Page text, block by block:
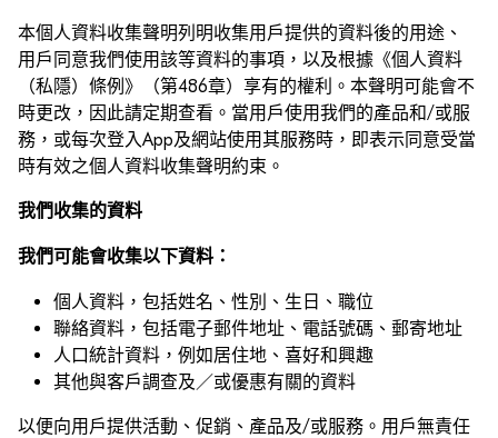
本個人資料收集聲明列明收集用戶提供的資料後的用途、
用戶同意我們使用該等資料的事項，以及根據《個人資料
（私隱）條例》（第486章）享有的權利。本聲明可能會不
時更改，因此請定期查看。當用戶使用我們的產品和/或服
務，或每次登入App及網站使用其服務時，即表示同意受當
時有效之個人資料收集聲明約束。
我們收集的資料
我們可能會收集以下資料：
個人資料，包括姓名、性別、生日、職位
聯絡資料，包括電子郵件地址、電話號碼、郵寄地址
人口統計資料，例如居住地、喜好和興趣
其他與客戶調查及／或優惠有關的資料
以便向用戶提供活動、促銷、產品及/或服務。用戶無責任